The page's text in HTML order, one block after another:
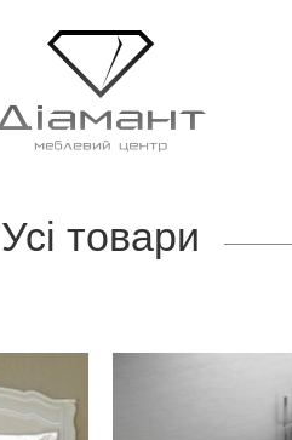
Усі товари